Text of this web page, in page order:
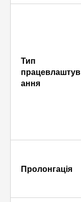
Тип
працевлаштув
ання
Пролонгація